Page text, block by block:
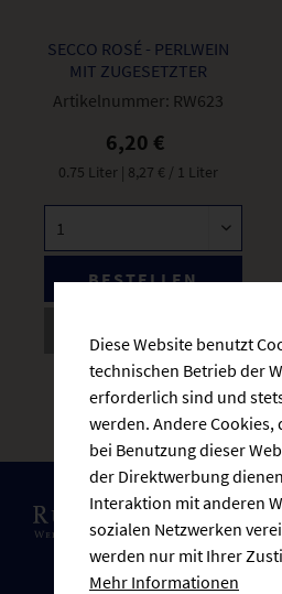
SECCO ROSÉ - PERLWEIN
MIT ZUGESETZTER
KOHLENSÄURE
Artikelnummer: RW623
6,20 €
0.75 Liter | 8,27 € / 1 Liter
BESTELLEN
Lieferzeit: 3-5 Werktage
* inkl. gesetzlicher MwSt.zzgl.
Versandkosten
Diese Website benutzt
technischen Betrieb der
erforderlich sind und
werden. Andere
bei Benutzung dieser
der Direktwerbung
Interaktion mit anderen
sozialen Netzwerken
werden nur mit Ihrer
Mehr Informationen